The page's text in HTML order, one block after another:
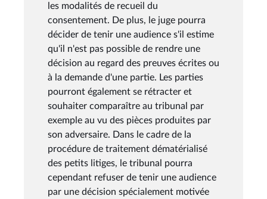
les modalités de recueil du
consentement. De plus, le juge pourra
décider de tenir une audience s'il estime
qu'il n'est pas possible de rendre une
décision au regard des preuves écrites ou
à la demande d'une partie. Les parties
pourront également se rétracter et
souhaiter comparaître au tribunal par
exemple au vu des pièces produites par
son adversaire. Dans le cadre de la
procédure de traitement dématérialisé
des petits litiges, le tribunal pourra
cependant refuser de tenir une audience
par une décision spécialement motivée